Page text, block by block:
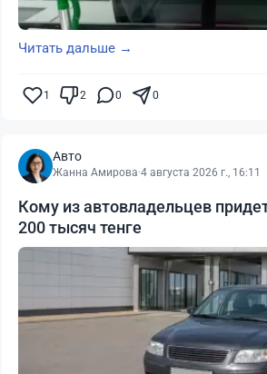
Читать дальше →
1 2 0 0
Авто
Жанна Амирова·4 августа 2026 г., 16:11
Кому из автовладельцев
200 тысяч тенге